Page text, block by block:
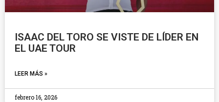
ISAAC DEL TORO SE VISTE DE LÍDER EN
EL UAE TOUR
LEER MÁS »
febrero 16, 2026